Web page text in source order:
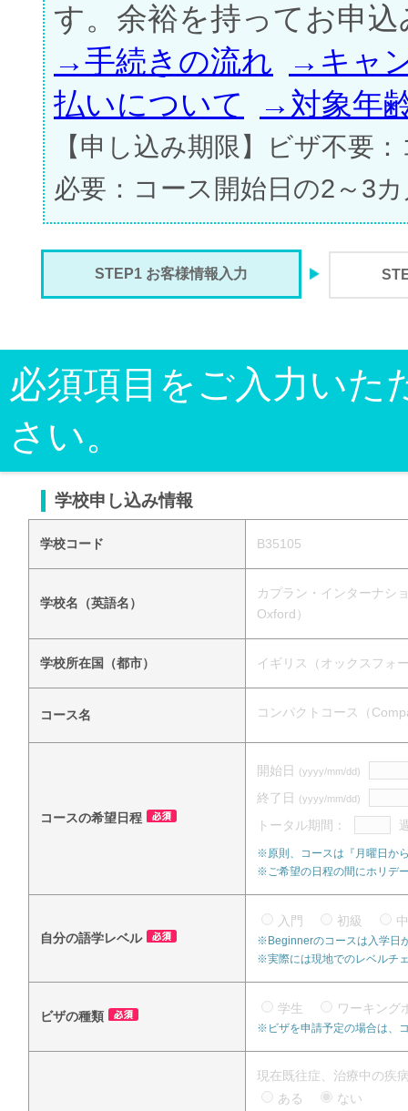
す。余裕を持ってお申
→手続きの流れ
→キャ
払いについて
→対象年
【申し込み期限】ビザ不要
必要：コース開始日の2～3
STEP1 お客様情報入力
必須項目をご入力いた
さい。
学校申し込み情報
学校コード B35105
学校名（英語名）
カプラン・インターナシ
Oxford）
学校所在国（都市） イギリス（オックスフォ
コース名 コンパクトコース（
コースの希望日程
開始日 (yyyy/mm/dd)
終了日 (yyyy/mm/dd)
トータル期間：
※原則、コースは『月曜日か
※ご希望の日程の間にホリデ
自分の語学レベル
入門 初級
※Beginnerのコースは入学日
※実際には現地でのレベルチ
ビザの種類
学生 ワーキン
※ビザを申請予定の場合は、
現在既往症、治療中の疾
ある
ない